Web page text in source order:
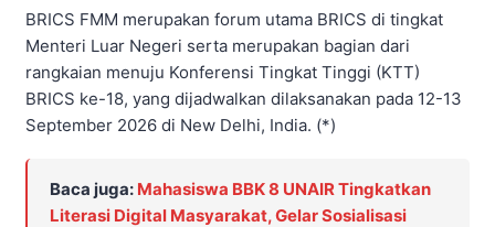
BRICS FMM merupakan forum utama BRICS di tingkat
Menteri Luar Negeri serta merupakan bagian dari
rangkaian menuju Konferensi Tingkat Tinggi (KTT)
BRICS ke-18, yang dijadwalkan dilaksanakan pada 12-13
September 2026 di New Delhi, India. (*)
Baca juga: Mahasiswa BBK 8 UNAIR Tingkatkan
Literasi Digital Masyarakat, Gelar Sosialisasi